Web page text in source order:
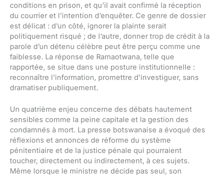
conditions en prison, et qu’il avait confirmé la réception
du courrier et l’intention d’enquêter. Ce genre de dossier
est délicat : d’un côté, ignorer la plainte serait
politiquement risqué ; de l’autre, donner trop de crédit à la
parole d’un détenu célèbre peut être perçu comme une
faiblesse. La réponse de Ramaotwana, telle que
rapportée, se situe dans une posture institutionnelle :
reconnaître l’information, promettre d’investiguer, sans
dramatiser publiquement.
Un quatrième enjeu concerne des débats hautement
sensibles comme la peine capitale et la gestion des
condamnés à mort. La presse botswanaise a évoqué des
réflexions et annonces de réforme du système
pénitentiaire et de la justice pénale qui pourraient
toucher, directement ou indirectement, à ces sujets.
Même lorsque le ministre ne décide pas seul, son